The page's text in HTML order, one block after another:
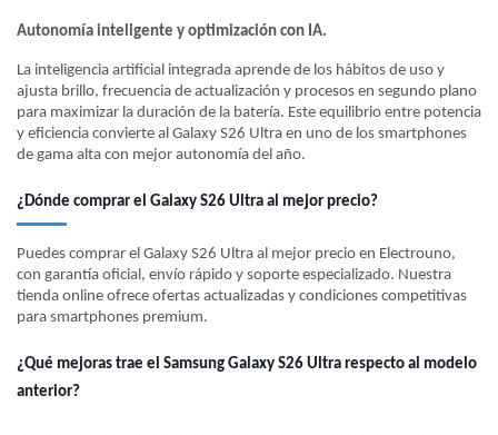
Autonomía inteligente y optimización con IA.
La inteligencia artificial integrada aprende de los hábitos de uso y
ajusta brillo, frecuencia de actualización y procesos en segundo plano
para maximizar la duración de la batería. Este equilibrio entre potencia
y eficiencia convierte al Galaxy S26 Ultra en uno de los smartphones
de gama alta con mejor autonomía del año.
¿Dónde comprar el Galaxy S26 Ultra al mejor precio?
Puedes comprar el Galaxy S26 Ultra al mejor precio en Electrouno,
con garantía oficial, envío rápido y soporte especializado. Nuestra
tienda online ofrece ofertas actualizadas y condiciones competitivas
para smartphones premium.
¿Qué mejoras trae el Samsung Galaxy S26 Ultra respecto al modelo
anterior?